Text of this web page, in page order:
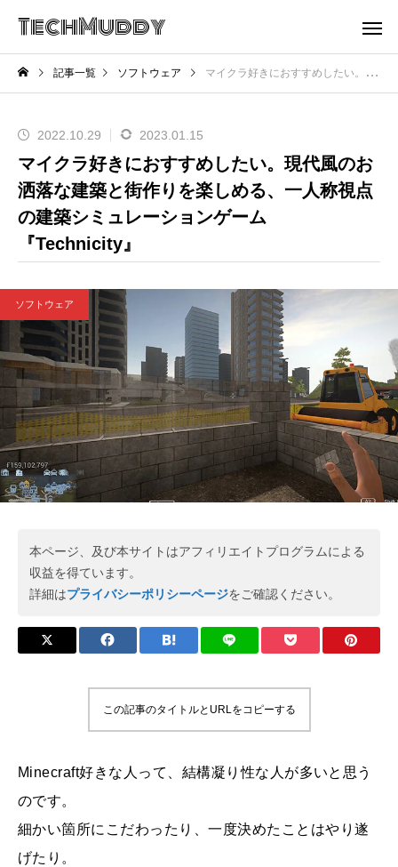
TechMuddy
記事一覧 ソフトウェア マイクラ好きにおすすめしたい。現代風のお洒落な建築と街作りを楽しめる、一人称視点の建築シミュレーションゲーム『Technicity』
2022.10.29 2023.01.15
マイクラ好きにおすすめしたい。現代風のお
洒落な建築と街作りを楽しめる、一人称視点
の建築シミュレーションゲーム
『Technicity』
ソフトウェア
本ページ、及び本サイトはアフィリエイトプログラムによる
収益を得ています。
詳細はプライバシーポリシーページをご確認ください。
この記事のタイトルとURLをコピーする
Minecraft好きな人って、結構凝り性な人が多いと思う
のです。
細かい箇所にこだわったり、一度決めたことはやり遂
げたり。